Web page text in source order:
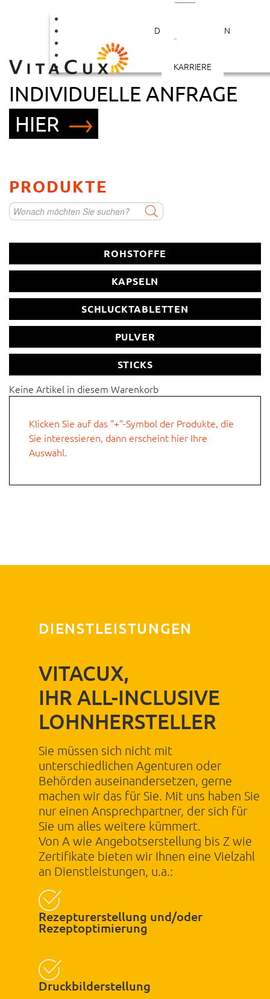
DIENSTLEISTUNGEN
ÜBER UNS
KARRIERE
STARTEN SIE IHRE
INDIVIDUELLE ANFRAGE
HIER
Vitamin/Mineralstoffmischung
Direktpulver und/oder Getränkepulver in Sticks
sonstiges
Telefonnummer
E-Mail Adresse
ABSENDEN
Powered by BreezingForms
PRODUKTE
ROHSTOFFE
KAPSELN
SCHLUCKTABLETTEN
PULVER
STICKS
Keine Artikel in diesem Warenkorb
Klicken Sie auf das "+"-Symbol der Produkte, die
Sie interessieren, dann erscheint hier Ihre
Auswahl.
DIENSTLEISTUNGEN
VITACUX,
IHR ALL-INCLUSIVE
LOHNHERSTELLER
Sie müssen sich nicht mit
unterschiedlichen Agenturen oder
Behörden auseinandersetzen, gerne
machen wir das für Sie. Mit uns haben Sie
nur einen Ansprechpartner, der sich für
Sie um alles weitere kümmert.
Von A wie Angebotserstellung bis Z wie
Zertifikate bieten wir Ihnen eine Vielzahl
an Dienstleistungen, u.a.:
Rezepturerstellung und/oder
Rezeptoptimierung
Druckbilderstellung